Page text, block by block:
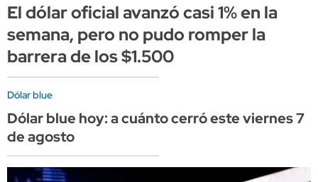
El dólar oficial avanzó casi 1% en la
semana, pero no pudo romper la
barrera de los $1.500
Dólar blue
Dólar blue hoy: a cuánto cerró este viernes 7
de agosto